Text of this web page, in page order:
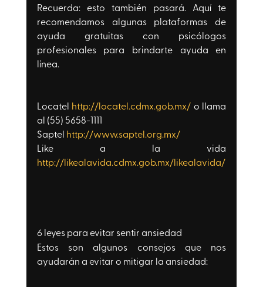
Recuerda: esto también pasará. Aquí te
recomendamos algunas plataformas de
ayuda gratuitas con psicólogos
profesionales para brindarte ayuda en
línea.
Locatel http://locatel.cdmx.gob.mx/ o llama
al (55) 5658-1111
Saptel http://www.saptel.org.mx/
http://likealavida.cdmx.gob.mx/likealavida/
6 leyes para evitar sentir ansiedad
Estos son algunos consejos que nos
ayudarán a evitar o mitigar la ansiedad: